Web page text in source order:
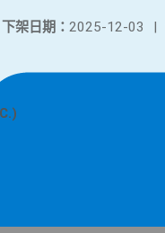
下架日期： 2025-12-03 |